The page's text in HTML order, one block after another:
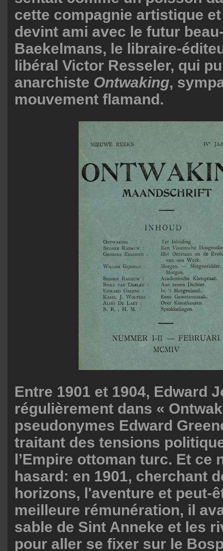
cette compagnie artistique
devint ami avec le futur
Baekelmans, le libraire-
libéral Victor Resseler, qui
anarchiste Ontwaking,
mouvement flamand.
Entre 1901 et 1904, Edward
régulièrement dans «
pseudonymes Edward
traitant des tensions
l’Empire ottoman turc. Et ce
hasard: en 1901, cherchant
horizons, l'aventure et peut-
meilleure rémunération, il
sable de Sint Anneke et les
pour aller se fixer sur le